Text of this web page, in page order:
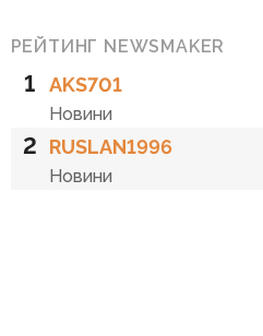
РЕЙТИНГ NEWSMAKER
1 AKS701
Новини
2 RUSLAN1996
Новини